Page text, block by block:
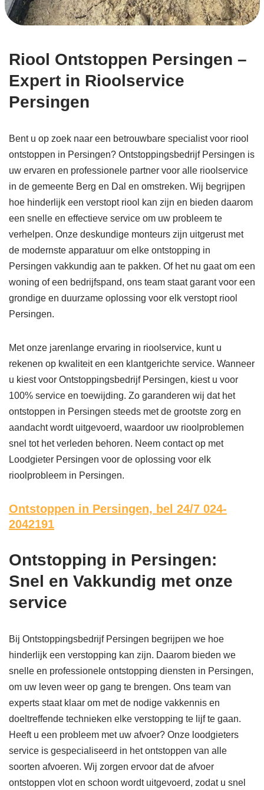
Riool Ontstoppen Persingen –
Expert in Rioolservice
Persingen
Bent u op zoek naar een betrouwbare specialist voor riool
ontstoppen in Persingen? Ontstoppingsbedrijf Persingen is
uw ervaren en professionele partner voor alle rioolservice
in de gemeente Berg en Dal en omstreken. Wij begrijpen
hoe hinderlijk een verstopt riool kan zijn en bieden daarom
een snelle en effectieve service om uw probleem te
verhelpen. Onze deskundige monteurs zijn uitgerust met
de modernste apparatuur om elke ontstopping in
Persingen vakkundig aan te pakken. Of het nu gaat om een
woning of een bedrijfspand, ons team staat garant voor een
grondige en duurzame oplossing voor elk verstopt riool
Persingen.
Met onze jarenlange ervaring in rioolservice, kunt u
rekenen op kwaliteit en een klantgerichte service. Wanneer
u kiest voor Ontstoppingsbedrijf Persingen, kiest u voor
100% service en toewijding. Zo garanderen wij dat het
ontstoppen in Persingen steeds met de grootste zorg en
aandacht wordt uitgevoerd, waardoor uw rioolproblemen
snel tot het verleden behoren. Neem contact op met
Loodgieter Persingen voor de oplossing voor elk
rioolprobleem in Persingen.
Ontstoppen in Persingen, bel 24/7 024-
2042191
Ontstopping in Persingen:
Snel en Vakkundig met onze
service
Bij Ontstoppingsbedrijf Persingen begrijpen we hoe
hinderlijk een verstopping kan zijn. Daarom bieden we
snelle en professionele ontstopping diensten in Persingen,
om uw leven weer op gang te brengen. Ons team van
experts staat klaar om met de nodige vakkennis en
doeltreffende technieken elke verstopping te lijf te gaan.
Heeft u een probleem met uw afvoer? Onze loodgieters
service is gespecialiseerd in het ontstoppen van alle
soorten afvoeren. Wij zorgen ervoor dat de afvoer
ontstoppen vlot en schoon wordt uitgevoerd, zodat u snel